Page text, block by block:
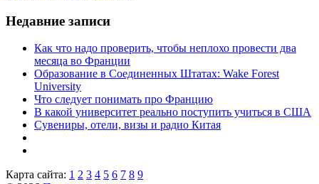
Недавние записи
Как что надо проверить, чтобы неплохо провести два
месяца во Франции
Образование в Соединенных Штатах: Wake Forest
University
Что следует понимать про Францию
В какой университет реально поступить учиться в США
Сувениры, отели, визы и радио Китая
Карта сайта: 1 2 3 4 5 6 7 8 9